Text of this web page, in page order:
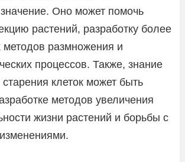
значение. Оно может помочь
растений, разработку более
размножения и
процессов. Также, знание
клеток может быть
методов увеличения
жизни растений и борьбы с